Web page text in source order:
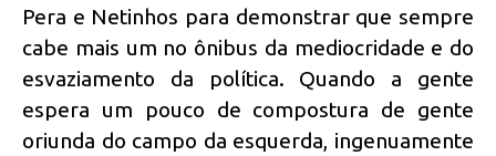
Pera e Netinhos para demonstrar que sempre
cabe mais um no ônibus da mediocridade e do
esvaziamento da política. Quando a gente
espera um pouco de compostura de gente
oriunda do campo da esquerda, ingenuamente